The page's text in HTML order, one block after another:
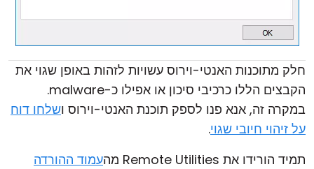
חלק מתוכנות האנטי-וירוס עשויות לזהות באופן שגוי את
הקבצים הללו כרכיבי סיכון או אפילו כ-malware.
במקרה זה, אנא פנו לספק תוכנת האנטי-וירוס ושלחו דוח
על זיהוי חיובי שגוי.
תמיד הורידו את Remote Utilities מה
עמוד ההורדה